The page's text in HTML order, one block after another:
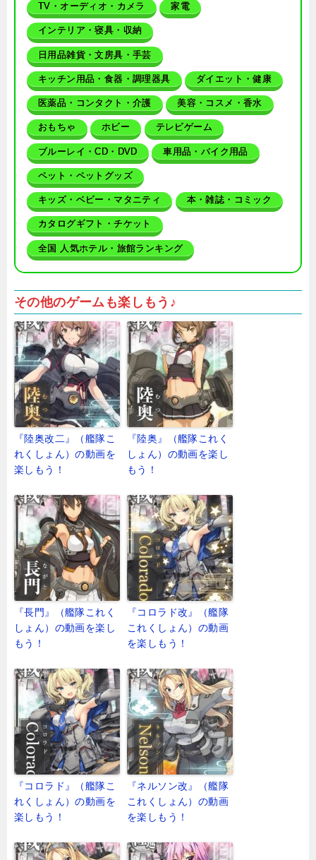
TV・オーディオ・カメラ 家電
インテリア・寝具・収納
日用品雑貨・文房具・手芸
キッチン用品・食器・調理器具 ダイエット・健康
医薬品・コンタクト・介護 美容・コスメ・香水
おもちゃ ホビー テレビゲーム
ブルーレイ・CD・DVD 車用品・バイク用品
ペット・ペットグッズ
キッズ・ベビー・マタニティ 本・雑誌・コミック
カタログギフト・チケット
全国 人気ホテル・旅館ランキング
その他のゲームも楽しもう♪
『陸奥改二』（艦隊こ
れくしょん）の動画を
楽しもう！
『陸奥』（艦隊これく
しょん）の動画を楽し
もう！
『長門』（艦隊これく
しょん）の動画を楽し
もう！
『コロラド改』（艦隊
これくしょん）の動画
を楽しもう！
『コロラド』（艦隊こ
れくしょん）の動画を
楽しもう！
『ネルソン改』（艦隊
これくしょん）の動画
を楽しもう！